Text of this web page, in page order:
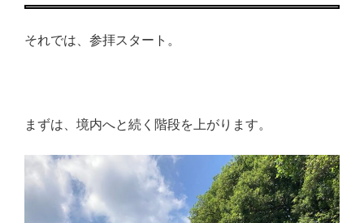
それでは、参拝スタート。
まずは、境内へと続く階段を上がります。